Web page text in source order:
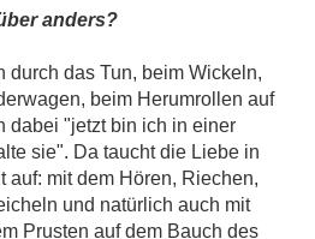
anders?
durch das Tun, beim Wickeln,
beim Herumrollen auf
dabei "jetzt bin ich in einer
sie". Da taucht die Liebe in
auf: mit dem Hören, Riechen,
und natürlich auch mit
Prusten auf dem Bauch des